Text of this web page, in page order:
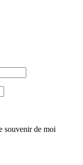
souvenir de moi